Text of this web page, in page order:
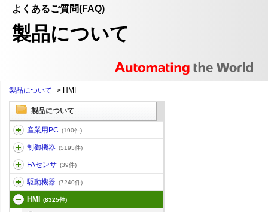
よくあるご質問(FAQ)
製品について
製品について > HMI
製品について
産業用PC (190件)
制御機器 (5195件)
FAセンサ (39件)
駆動機器 (7240件)
HMI (8325件)